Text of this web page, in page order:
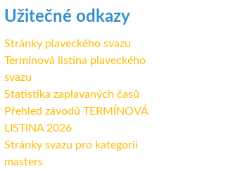
Užitečné odkazy
Stránky plaveckého svazu
Termínová listina plaveckého
svazu
Statistika zaplavaných časů
Přehled závodů TERMÍNOVÁ
LISTINA 2026
Stránky svazu pro kategorii
masters